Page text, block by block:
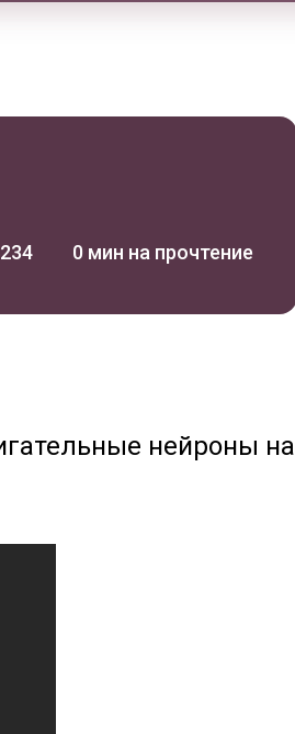
0 мин на прочтение
нейроны на